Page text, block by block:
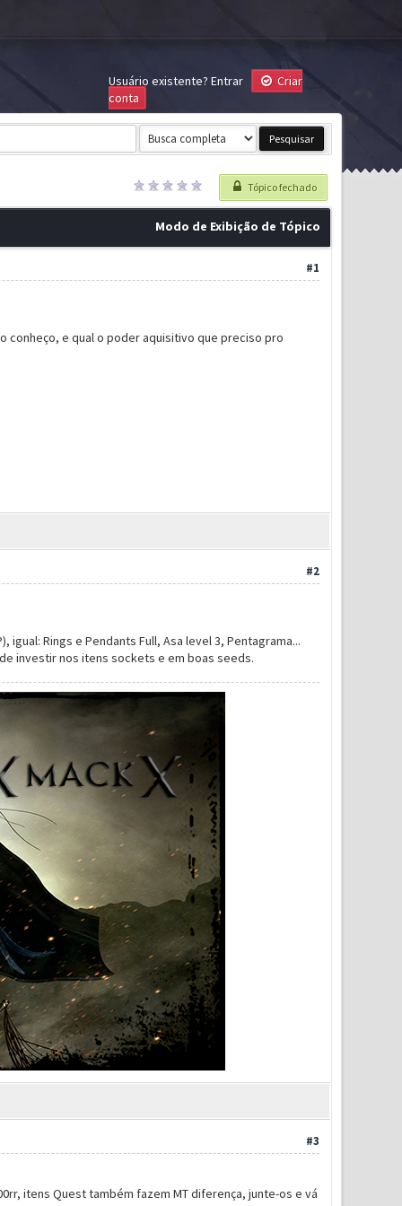
Usuário existente? Entrar
Criar
conta
Tópico fechado
Modo de Exibição de Tópico
#1
conheço, e qual o poder aquisitivo que preciso pro
#2
Rings e Pendants Full, Asa level 3, Pentagrama...
investir nos itens sockets e em boas seeds.
#3
itens Quest também fazem MT diferença, junte-os e vá